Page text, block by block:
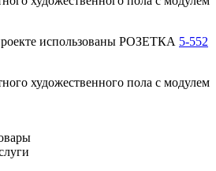
использованы РОЗЕТКА 5-552